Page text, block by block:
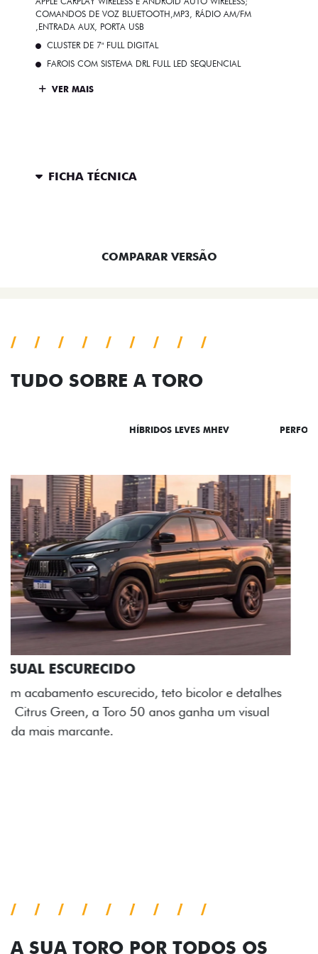
COMANDOS DE VOZ BLUETOOTH,MP3, RÁDIO AM/FM
,ENTRADA AUX, PORTA USB
CLUSTER DE 7" FULL DIGITAL
FAROIS COM SISTEMA DRL FULL LED SEQUENCIAL
VER MAIS
FICHA TÉCNICA
COMPARAR VERSÃO
TUDO SOBRE A TORO
HÍBRIDOS LEVES MHEV
ADESIVOS ESTILIZADOS
Os adesivos aplicados no capô e nas laterais
reforçam a identidade única dessa edição para lá de
comemorativa.
ÂNGULOS